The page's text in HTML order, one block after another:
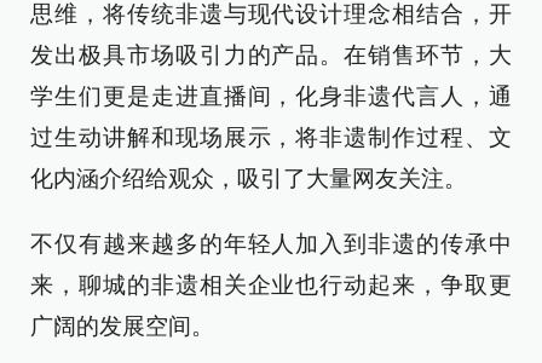
思维，将传统非遗与现代设计理念相结合，开
发出极具市场吸引力的产品。在销售环节，大
学生们更是走进直播间，化身非遗代言人，通
过生动讲解和现场展示，将非遗制作过程、文
化内涵介绍给观众，吸引了大量网友关注。
不仅有越来越多的年轻人加入到非遗的传承中
来，聊城的非遗相关企业也行动起来，争取更
广阔的发展空间。